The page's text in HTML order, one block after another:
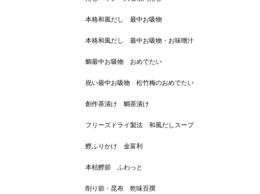
本格和風だし 最中お吸物
本格和風だし 最中お吸物・お味噌汁
鯛最中お吸物 おめでたい
祝い最中お吸物 松竹梅のおめでたい
創作茶漬け 鯛茶漬け
フリーズドライ製法 和風だしスープ
鰹ふりかけ 金富利
本枯鰹節 ふわっと
削り節・昆布 乾味百撰